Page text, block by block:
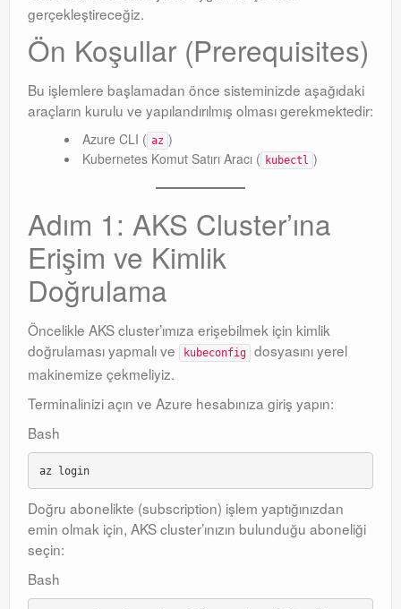
Exchange
gerçekleştireceğiz.
Ön Koşullar (Prerequisites)
Bu işlemlere başlamadan önce sisteminizde aşağıdaki
araçların kurulu ve yapılandırılmış olması gerekmektedir:
Azure CLI ( az )
Kubernetes Komut Satırı Aracı ( kubectl )
Adım 1: AKS Cluster’ına
Erişim ve Kimlik
Doğrulama
Öncelikle AKS cluster’ımıza erişebilmek için kimlik
doğrulaması yapmalı ve
kubeconfig
dosyasını yerel
makinemize çekmeliyiz.
Terminalinizi açın ve Azure hesabınıza giriş yapın:
Bash
az login
Doğru abonelikte (subscription) işlem yaptığınızdan
emin olmak için, AKS cluster’ınızın bulunduğu aboneliği
seçin:
Bash